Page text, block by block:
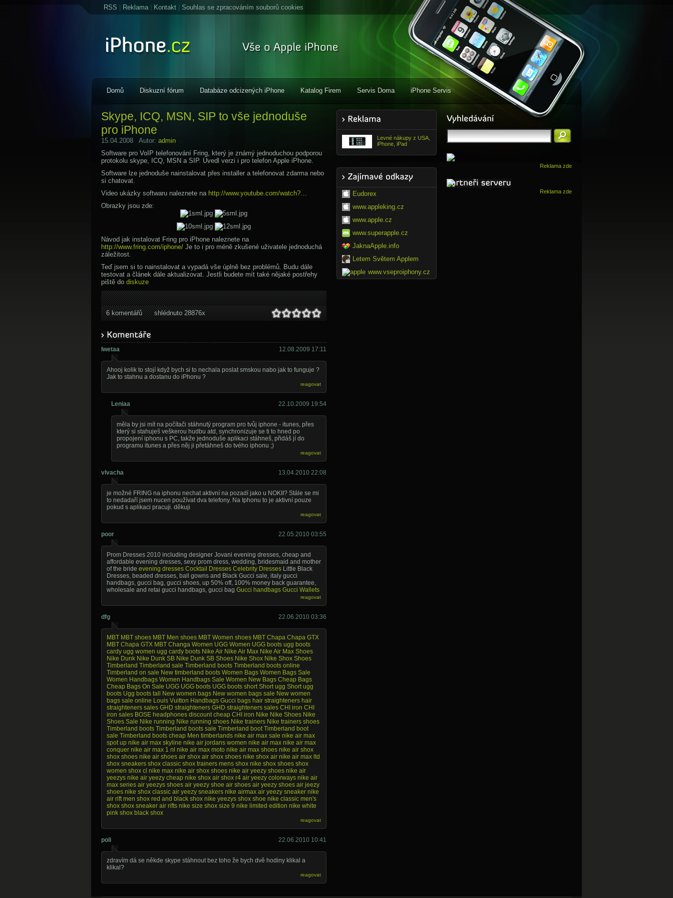
RSS Reklama| Kontakt Souhlas se zpracováním souborů cookies
Domů Diskuzní fórum Databáze odcizených iPhone Katalog Firem Servis Doma iPhone Servis
Skype, ICQ, MSN, SIP to vše jednoduše
pro iPhone
15.04.2008 Autor: admin
Software pro VoIP telefonování Fring, který je známý jednoduchou podporou
protokolu skype, ICQ, MSN a SIP. Uvedl verzi i pro telefon Apple iPhone.
Software lze jednoduše nainstalovat přes installer a telefonovat zdarma nebo
si chatovat.
Video ukázky softwaru naleznete na http://www.youtube.com/watch?…
Obrazky jsou zde:
Návod jak instalovat Fring pro iPhone naleznete na
http://www.fring.com/iphone/ Je to i pro méně zkušené uživatele jednoduchá
záležitost.
Teď jsem si to nainstalovat a vypadá vše úplně bez problémů. Budu dále
testovat a článek dále aktualizovat. Jestli budete mít také nějaké postřehy
piště do diskuze
6 komentářů shlédnuto 28876x
Iwetaa 12.08.2009 17:11
Ahooj kolik to stojí když bych si to nechala poslat smskou nabo jak to funguje ?
Jak to stahnu a dostanu do iPhonu ?
reagovat
Leniaa 22.10.2009 19:54
měla by jsi mít na počítači stáhnutý program pro tvůj iphone - itunes, přes
který si stahuješ veškerou hudbu atd, synchronizuje se ti to hned po
propojení iphonu s PC, takže jednoduše aplikaci stáhneš, přidáš jí do
programu itunes a přes něj ji přetáhneš do tvého iphonu ;)
reagovat
vlvacha 13.04.2010 22:08
je možné FRING na iphonu nechat aktivní na pozadí jako u NOKII? Stále se mi
to nedadaří jsem nucen používat dva telefony. Na Iphonu to je aktivní pouze
pokud s aplikaci pracuji. děkuji
reagovat
poor 22.05.2010 03:55
Prom Dresses 2010 including designer Jovani evening dresses, cheap and
affordable evening dresses, sexy prom dress, wedding, bridesmaid and mother
of the bride evening dresses Cocktail Dresses Celebrity Dresses Little Black
Dresses, beaded dresses, ball gowns and Black Gucci sale, italy gucci
handbags, gucci bag, gucci shoes, up 50% off, 100% money back guarantee,
wholesale and retai gucci handbags, gucci bag Gucci handbags Gucci Wallets
reagovat
dfg 22.06.2010 03:36
MBT MBT shoes MBT Men shoes MBT Women shoes MBT Chapa Chapa GTX
MBT Chapa GTX MBT Changa Women UGG Women UGG boots ugg boots
cardy ugg women ugg cardy boots Nike Air Nike Air Max Nike Air Max Shoes
Nike Dunk Nike Dunk SB Nike Dunk SB Shoes Nike Shox Nike Shox Shoes
Timberland Timberland sale Timberland boots Timberland boots online
Timberland on sale New timberland boots Women Bags Women Bags Sale
Women Handbags Women Handbags Sale Women New Bags Cheap Bags
Cheap Bags On Sale UGG UGG boots UGG boots short Short ugg Short ugg
boots Ugg boots tall New women bags New women bags sale New women
bags sale online Louis Vuitton Handbags Gucci bags hair straighteners hair
straighteners sales GHD straighteners GHD straighteners sales CHI iron CHI
iron sales BOSE headphones discount cheap CHI iron Nike Nike Shoes Nike
Shoes Sale Nike running Nike running shoes Nike trainers Nike trainers shoes
Timberland boots Timberland boots sale Timberland boot Timberland boot
sale Timberland boots cheap Men timberlands nike air max sale nike air max
spot up nike air max skyline nike air jordans women nike air max nike air max
conquer nike air max 1 nl nike air max moto nike air max shoes nike air shox
shox shoes nike air shoes air shox air shox shoes nike shox air nike air max ltd
shox sneakers shox classic shox trainers mens shox nike shox shoes shox
women shox cl nike max nike air shox shoes nike air yeezy shoes nike air
yeezys nike air yeezy cheap nike shox air shox r4 air yeezy colorways nike air
max series air yeezys shoes air yeezy shoe air shoes air yeezy shoes air jeezy
shoes nike shox classic air yeezy sneakers nike airmax air yeezy sneaker nike
air rift men shox red and black shox nike yeezys shox shoe nike classic men's
shox shox sneaker air rifts nike size shox size 9 nike limited edition nike white
pink shox black shox
reagovat
poli 22.06.2010 10:41
zdravím dá se někde skype stáhnout bez toho že bych dvě hodiny klikal a
klikal?
reagovat
Levné nákupy z USA,
iPhone, iPad
Eudorex
www.appleking.cz
www.apple.cz
www.superapple.cz
JaknaApple.info
Letem Světem Applem
www.vseproiphony.cz
Reklama zde
Reklama zde